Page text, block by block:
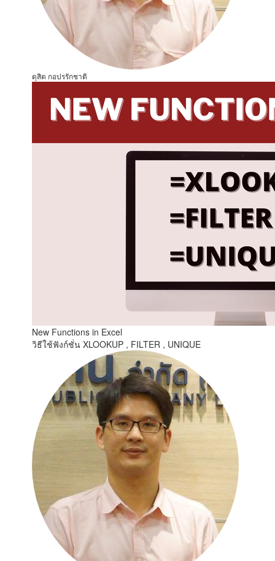
ดุสิต กอปรรักชาติ
New Functions in Excel
วิธีใช้ฟังก์ชั่น XLOOKUP , FILTER , UNIQUE